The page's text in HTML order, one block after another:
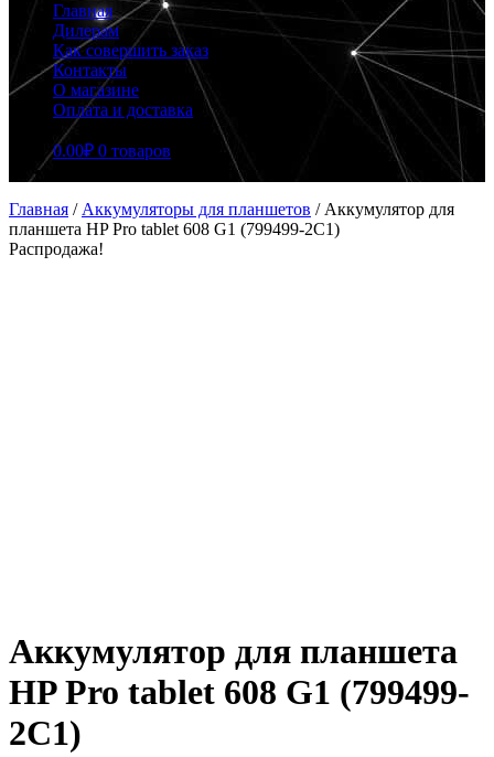
Главная
Дилерам
Как совершить заказ
Контакты
О магазине
Оплата и доставка
0.00₽ 0 товаров
Главная / Аккумуляторы для планшетов / Аккумулятор для
планшета HP Pro tablet 608 G1 (799499-2C1)
Распродажа!
Аккумулятор для планшета
HP Pro tablet 608 G1 (799499-
2C1)